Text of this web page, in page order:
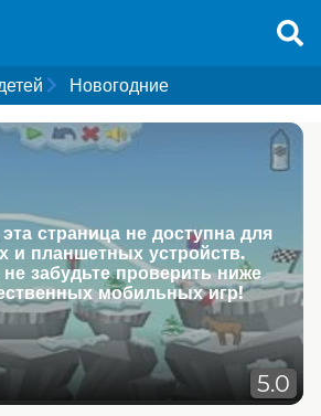
Новогодние
страница не доступна для
и планшетных устройств.
забудьте проверить ниже
мобильных игр!
5.0